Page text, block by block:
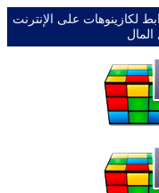
لكازينوهات على الإنترنت
المال